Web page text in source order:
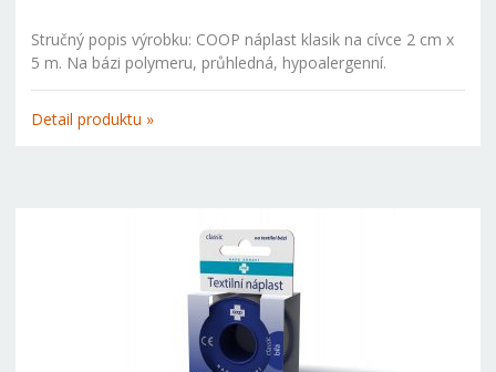
Stručný popis výrobku: COOP náplast klasik na cívce 2 cm x
5 m. Na bázi polymeru, průhledná, hypoalergenní.
Zdravotnický prostředek. Čtěte pozorně příbalový leták.
Detail produktu »